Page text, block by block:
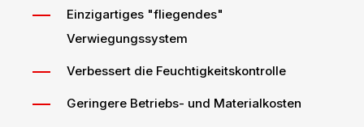
Einzigartiges "fliegendes"
Verwiegungssystem
Verbessert die Feuchtigkeitskontrolle
Geringere Betriebs- und Materialkosten